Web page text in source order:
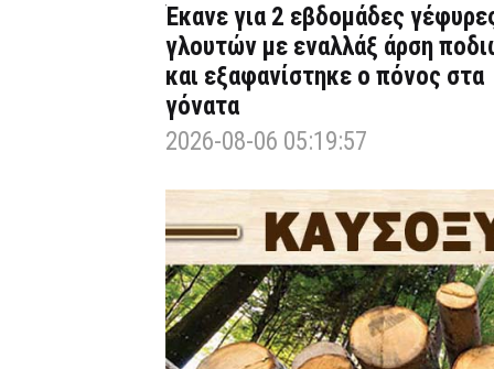
Έκανε για 2 εβδομάδες
γλουτών με εναλλάξ άρση
και εξαφανίστηκε ο πόνος στα
γόνατα
2026-08-06 05:19:57